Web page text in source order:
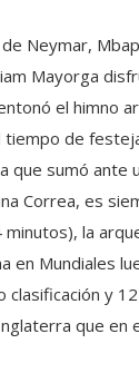
Neymar,
Mayorga
el himno
de
sumó ante
Correa, es
la
en Mundiales
y
que en